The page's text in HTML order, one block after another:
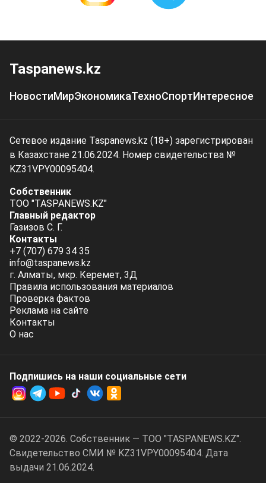
Taspanews.kz
НовостиМирЭкономикаТехноСпортИнтересное
Сетевое издание Taspanews.kz (18+) зарегистрирован
в Казахстане 21.06.2024. Номер свидетельства №
KZ31VPY00095404.
Собственник
ТОО "TASPANEWS.KZ"
Главный редактор
Газизов С. Г.
Контакты
+7 (707) 679 34 35
info@taspanews.kz
г. Алматы, мкр. Керемет, 3Д
Правила использования материалов
Проверка фактов
Реклама на сайте
Контакты
О нас
Подпишись на наши социальные cети
© 2022-2026. Собственник — ТОО "TASPANEWS.KZ".
Cвидетельство СМИ № KZ31VPY00095404. Дата
выдачи 21.06.2024.